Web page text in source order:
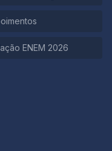
ENEM 2026